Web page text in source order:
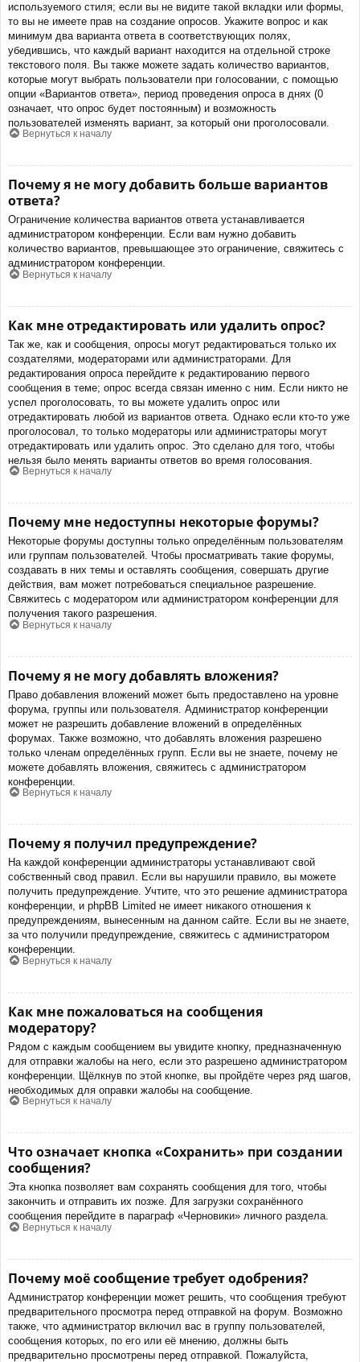
используемого стиля; если вы не видите такой вкладки или формы,
то вы не имеете прав на создание опросов. Укажите вопрос и как
минимум два варианта ответа в соответствующих полях,
убедившись, что каждый вариант находится на отдельной строке
текстового поля. Вы также можете задать количество вариантов,
которые могут выбрать пользователи при голосовании, с помощью
опции «Вариантов ответа», период проведения опроса в днях (0
означает, что опрос будет постоянным) и возможность
пользователей изменять вариант, за который они проголосовали.
Вернуться к началу
Почему я не могу добавить больше вариантов
ответа?
Ограничение количества вариантов ответа устанавливается
администратором конференции. Если вам нужно добавить
количество вариантов, превышающее это ограничение, свяжитесь с
администратором конференции.
Вернуться к началу
Как мне отредактировать или удалить опрос?
Так же, как и сообщения, опросы могут редактироваться только их
создателями, модераторами или администраторами. Для
редактирования опроса перейдите к редактированию первого
сообщения в теме; опрос всегда связан именно с ним. Если никто не
успел проголосовать, то вы можете удалить опрос или
отредактировать любой из вариантов ответа. Однако если кто-то уже
проголосовал, то только модераторы или администраторы могут
отредактировать или удалить опрос. Это сделано для того, чтобы
нельзя было менять варианты ответов во время голосования.
Вернуться к началу
Почему мне недоступны некоторые форумы?
Некоторые форумы доступны только определённым пользователям
или группам пользователей. Чтобы просматривать такие форумы,
создавать в них темы и оставлять сообщения, совершать другие
действия, вам может потребоваться специальное разрешение.
Свяжитесь с модератором или администратором конференции для
получения такого разрешения.
Вернуться к началу
Почему я не могу добавлять вложения?
Право добавления вложений может быть предоставлено на уровне
форума, группы или пользователя. Администратор конференции
может не разрешить добавление вложений в определённых
форумах. Также возможно, что добавлять вложения разрешено
только членам определённых групп. Если вы не знаете, почему не
можете добавлять вложения, свяжитесь с администратором
конференции.
Вернуться к началу
Почему я получил предупреждение?
На каждой конференции администраторы устанавливают свой
собственный свод правил. Если вы нарушили правило, вы можете
получить предупреждение. Учтите, что это решение администратора
конференции, и phpBB Limited не имеет никакого отношения к
предупреждениям, вынесенным на данном сайте. Если вы не знаете,
за что получили предупреждение, свяжитесь с администратором
конференции.
Вернуться к началу
Как мне пожаловаться на сообщения
модератору?
Рядом с каждым сообщением вы увидите кнопку, предназначенную
для отправки жалобы на него, если это разрешено администратором
конференции. Щёлкнув по этой кнопке, вы пройдёте через ряд шагов,
необходимых для оправки жалобы на сообщение.
Вернуться к началу
Что означает кнопка «Сохранить» при создании
сообщения?
Эта кнопка позволяет вам сохранять сообщения для того, чтобы
закончить и отправить их позже. Для загрузки сохранённого
сообщения перейдите в параграф «Черновики» личного раздела.
Вернуться к началу
Почему моё сообщение требует одобрения?
Администратор конференции может решить, что сообщения требуют
предварительного просмотра перед отправкой на форум. Возможно
также, что администратор включил вас в группу пользователей,
сообщения которых, по его или её мнению, должны быть
предварительно просмотрены перед отправкой. Пожалуйста,